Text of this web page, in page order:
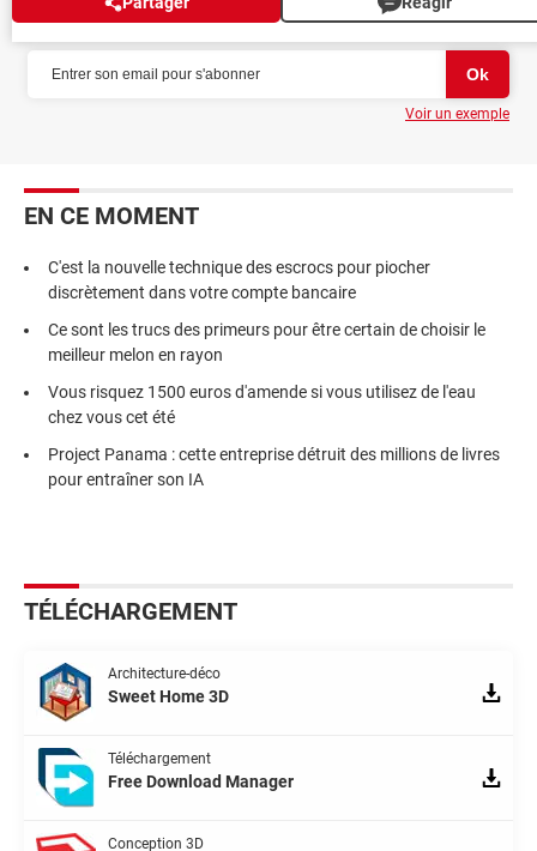
NEWSLETTER
Voir un exemple
EN CE MOMENT
C'est la nouvelle technique des escrocs pour piocher
discrètement dans votre compte bancaire
Ce sont les trucs des primeurs pour être certain de choisir le
meilleur melon en rayon
Vous risquez 1500 euros d'amende si vous utilisez de l'eau
chez vous cet été
Project Panama : cette entreprise détruit des millions de livres
pour entraîner son IA
TÉLÉCHARGEMENT
Architecture-déco
Sweet Home 3D
Téléchargement
Free Download Manager
Conception 3D